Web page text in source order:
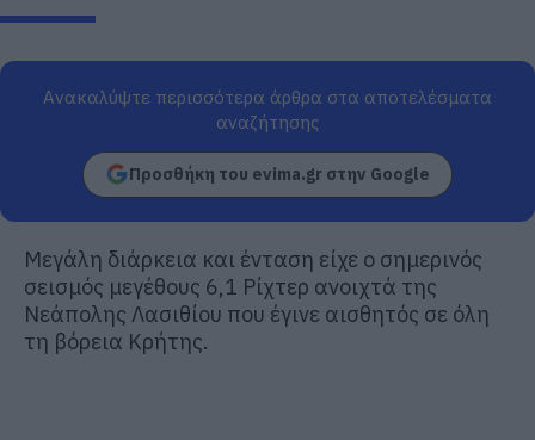
Ανακαλύψτε περισσότερα άρθρα στα αποτελέσματα
αναζήτησης
Προσθήκη του evima.gr στην Google
Μεγάλη διάρκεια και ένταση είχε ο σημερινός
σεισμός μεγέθους 6,1 Ρίχτερ ανοιχτά της
Νεάπολης Λασιθίου που έγινε αισθητός σε όλη
τη βόρεια Κρήτης.